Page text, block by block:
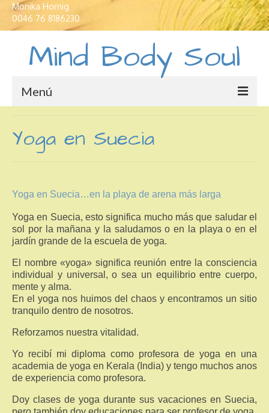
Monika Hornig
0046 76 8186230
Mind Body Soul
Menú
Traductor e interprete
Idiomas
Yoga
Crecimiento personal
Yoga en Suecia
Yoga en Suecia…en la playa de arena más larga
Yoga en Suecia, esto significa mucho más que saludar el
sol por la mañana y la saludamos o en la playa o en el
jardín grande de la escuela de yoga.
El nombre «yoga» significa reunión entre la consciencia
individual y universal, o sea un equilibrio entre cuerpo,
mente y alma.
En el yoga nos huimos del chaos y encontramos un sitio
tranquilo dentro de nosotros.
Reforzamos nuestra vitalidad.
Yo recibí mi diploma como profesora de yoga en una
academia de yoga en Kerala (India) y tengo muchos anos
de experiencia como profesora.
Doy clases de yoga durante sus vacaciones en Suecia,